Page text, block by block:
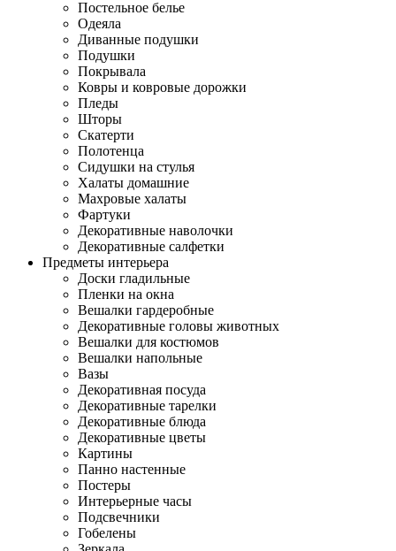
Постельное белье
Одеяла
Диванные подушки
Подушки
Покрывала
Ковры и ковровые дорожки
Пледы
Шторы
Скатерти
Полотенца
Сидушки на стулья
Халаты домашние
Махровые халаты
Фартуки
Декоративные наволочки
Декоративные салфетки
Предметы интерьера
Доски гладильные
Пленки на окна
Вешалки гардеробные
Декоративные головы животных
Вешалки для костюмов
Вешалки напольные
Вазы
Декоративная посуда
Декоративные тарелки
Декоративные блюда
Декоративные цветы
Картины
Панно настенные
Постеры
Интерьерные часы
Подсвечники
Гобелены